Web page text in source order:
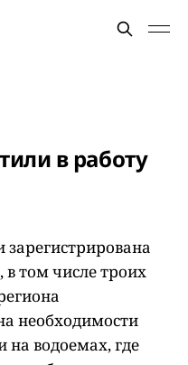
в работу
в том числе троих
необходимости
на водоемах, где